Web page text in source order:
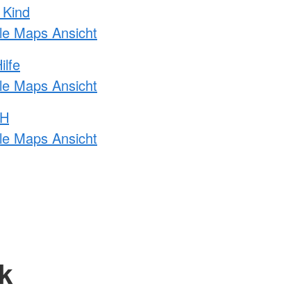
Maps Ansicht
Maps Ansicht
Maps Ansicht